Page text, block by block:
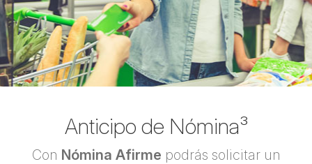
Anticipo de Nómina³
Con Nómina Afirme podrás solicitar un